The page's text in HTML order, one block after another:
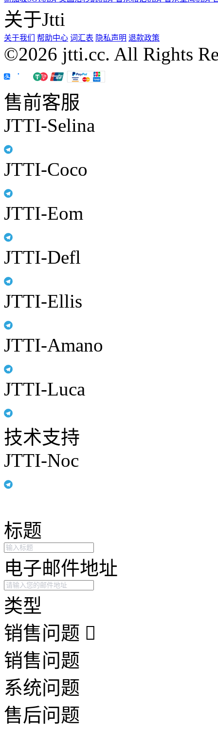
关于Jtti
关于我们 帮助中心 词汇表 隐私声明 退款政策
©2026 jtti.cc. All Rights
售前客服
JTTI-Selina
JTTI-Coco
JTTI-Eom
JTTI-Defl
JTTI-Ellis
JTTI-Amano
JTTI-Luca
技术支持
JTTI-Noc
标题
电子邮件地址
类型
销售问题
销售问题
系统问题
售后问题